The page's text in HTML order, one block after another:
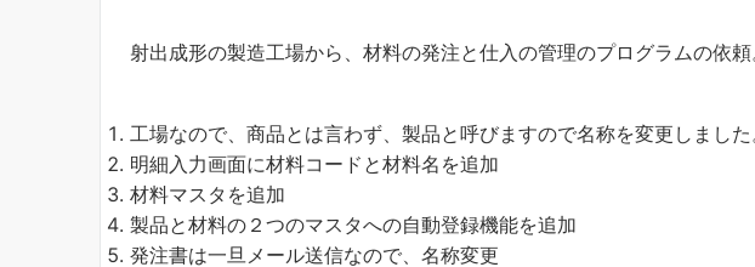
射出成形の製造工場から、材料の発注と仕入の管理のプログラムの依頼
工場なので、商品とは言わず、製品と呼びますので名称を変更しました
明細入力画面に材料コードと材料名を追加
材料マスタを追加
製品と材料の２つのマスタへの自動登録機能を追加
発注書は一旦メール送信なので、名称変更